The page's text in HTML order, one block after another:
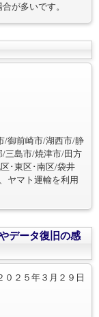
が多いです。
/御前崎市/湖西市/静
/三島市/焼津市/田方
･東区･南区/袋井
ヤマト運輸を利用
データ復旧の感
０２５年３月２９日